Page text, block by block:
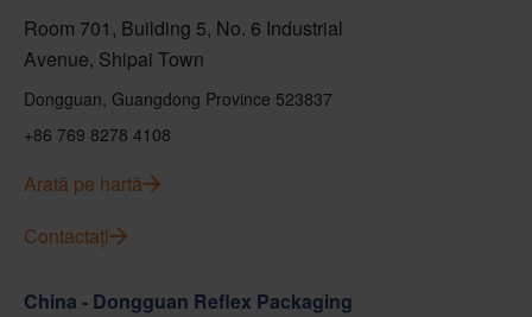
Room 701, Building 5, No. 6 Industrial
Avenue, Shipai Town
Dongguan, Guangdong Province 523837
+86 769 8278 4108
Arată pe hartă
Contactați
China - Dongguan Reflex Packaging